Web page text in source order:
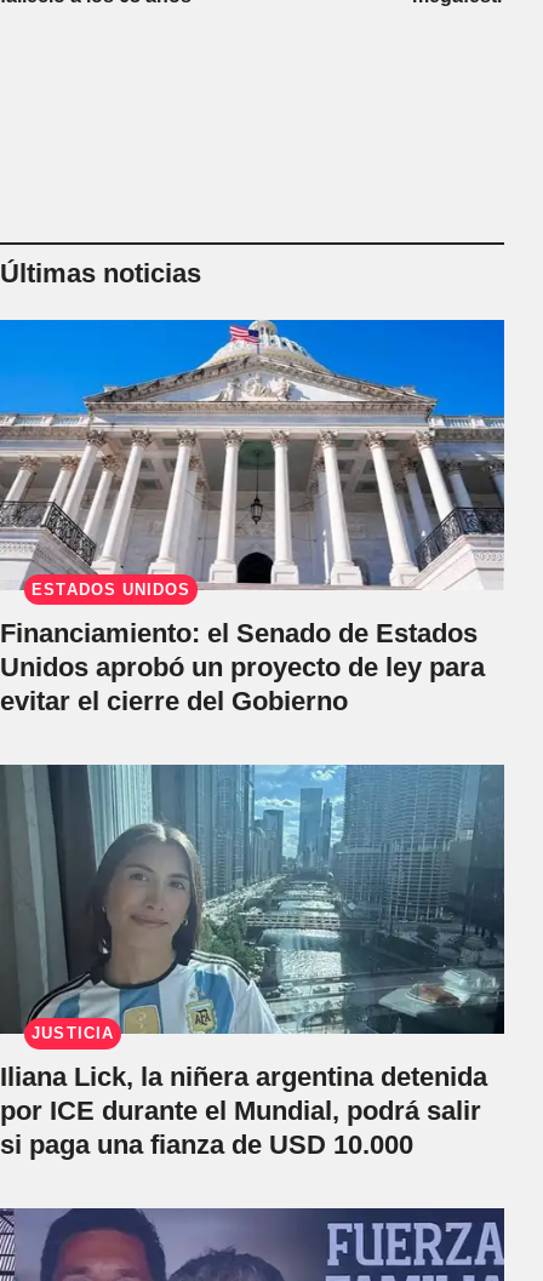
Últimas noticias
ESTADOS UNIDOS
Financiamiento: el Senado de Estados
Unidos aprobó un proyecto de ley para
evitar el cierre del Gobierno
JUSTICIA
Iliana Lick, la niñera argentina detenida
por ICE durante el Mundial, podrá salir
si paga una fianza de USD 10.000